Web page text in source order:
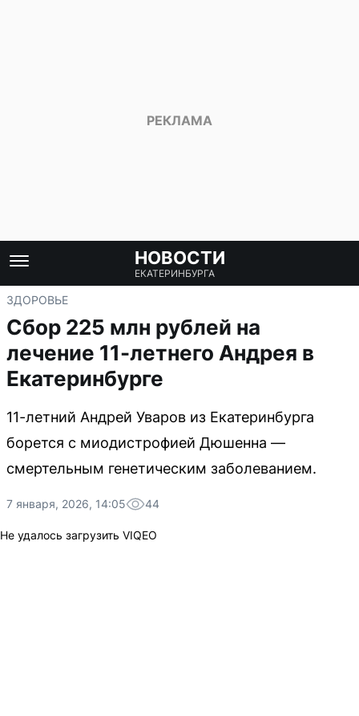
НОВОСТИ
ЕКАТЕРИНБУРГА
ЗДОРОВЬЕ
Сбор 225 млн рублей на
лечение 11-летнего Андрея в
Екатеринбурге
11-летний Андрей Уваров из Екатеринбурга
борется с миодистрофией Дюшенна —
смертельным генетическим заболеванием.
7 января, 2026, 14:05 44
Не удалось загрузить VIQEO